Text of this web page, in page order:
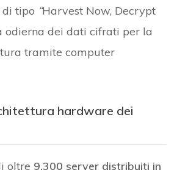
di tipo “Harvest Now, Decrypt
odierna dei dati cifrati per la
tramite computer
hardware dei
oltre 9.300 server distribuiti in